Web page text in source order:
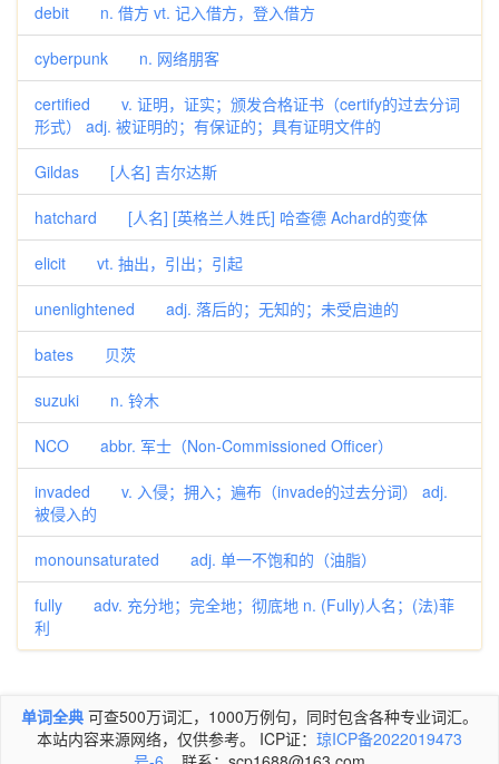
debit n. 借方 vt. 记入借方，登入借方
cyberpunk n. 网络朋客
certified v. 证明，证实；颁发合格证书（certify的过去分词
形式） adj. 被证明的；有保证的；具有证明文件的
Gildas [人名] 吉尔达斯
hatchard [人名] [英格兰人姓氏] 哈查德 Achard的变体
elicit vt. 抽出，引出；引起
unenlightened adj. 落后的；无知的；未受启迪的
bates 贝茨
suzuki n. 铃木
NCO abbr. 军士（Non-Commissioned Officer）
invaded v. 入侵；拥入；遍布（invade的过去分词） adj.
被侵入的
monounsaturated adj. 单一不饱和的（油脂）
fully adv. 充分地；完全地；彻底地 n. (Fully)人名；(法)菲
利
单词全典 可查500万词汇，1000万例句，同时包含各种专业词汇。
本站内容来源网络，仅供参考。 ICP证： 琼ICP备2022019473